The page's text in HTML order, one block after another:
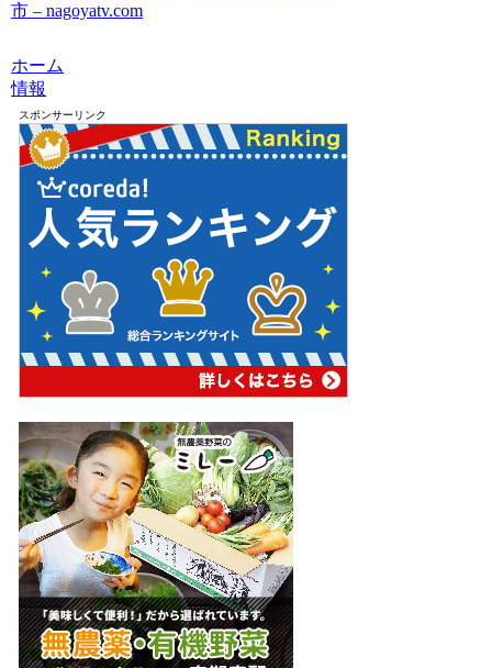
市 – nagoyatv.com
ホーム
情報
スポンサーリンク